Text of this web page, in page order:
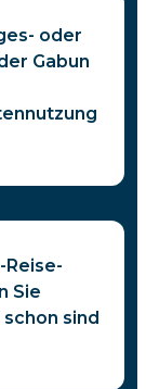
oder
Gabun
Reise-
Sie
sind